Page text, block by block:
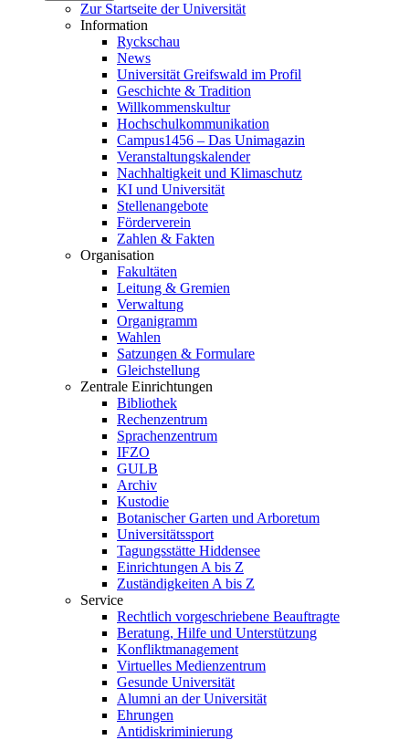
Zur Startseite der Universität
Information
Ryckschau
News
Universität Greifswald im Profil
Geschichte & Tradition
Willkommenskultur
Hochschulkommunikation
Campus1456 – Das Unimagazin
Veranstaltungskalender
Nachhaltigkeit und Klimaschutz
KI und Universität
Stellenangebote
Förderverein
Zahlen & Fakten
Organisation
Fakultäten
Leitung & Gremien
Verwaltung
Organigramm
Wahlen
Satzungen & Formulare
Gleichstellung
Zentrale Einrichtungen
Bibliothek
Rechenzentrum
Sprachenzentrum
IFZO
GULB
Archiv
Kustodie
Botanischer Garten und Arboretum
Universitätssport
Tagungsstätte Hiddensee
Einrichtungen A bis Z
Zuständigkeiten A bis Z
Service
Rechtlich vorgeschriebene Beauftragte
Beratung, Hilfe und Unterstützung
Konfliktmanagement
Virtuelles Medienzentrum
Gesunde Universität
Alumni an der Universität
Ehrungen
Antidiskriminierung